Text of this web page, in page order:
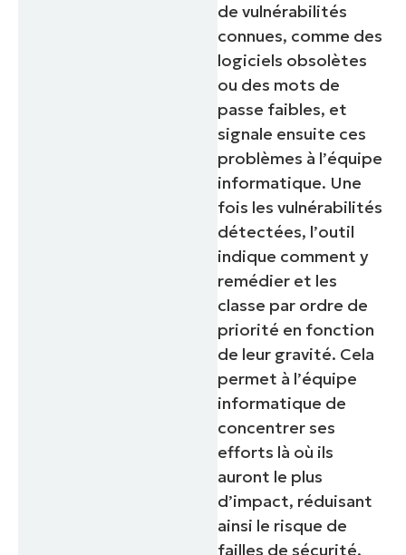
de vulnérabilités
connues, comme des
logiciels obsolètes
ou des mots de
passe faibles, et
signale ensuite ces
problèmes à l’équipe
informatique. Une
fois les vulnérabilités
détectées, l’outil
indique comment y
remédier et les
classe par ordre de
priorité en fonction
de leur gravité. Cela
permet à l’équipe
informatique de
concentrer ses
efforts là où ils
auront le plus
d’impact, réduisant
ainsi le risque de
failles de sécurité.